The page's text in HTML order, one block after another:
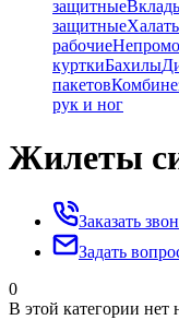
защитные
защитные
рабочие
курткиБахилы
пакетов
рук и ног
Жилеты
Заказать
Задать
0
В этой категории нет